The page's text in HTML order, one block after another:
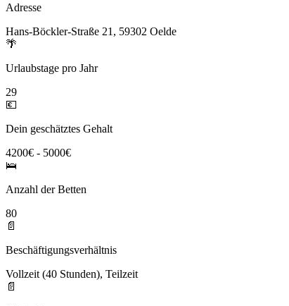
Adresse
Hans-Böckler-Straße 21, 59302 Oelde
🌴
Urlaubstage pro Jahr
29
💶
Dein geschätztes Gehalt
4200€ - 5000€
🛌
Anzahl der Betten
80
📄
Beschäftigungsverhältnis
Vollzeit (40 Stunden), Teilzeit
📄